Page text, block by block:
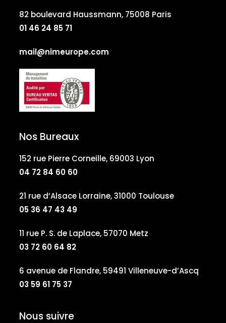
82 boulevard Haussmann, 75008 Paris
01 46 24 85 71
mail@nimeurope.com
Nos Bureaux
152 rue Pierre Corneille, 69003 Lyon
04 72 84 60 60
21 rue d’Alsace Lorraine, 31000 Toulouse
05 36 47 43 49
11 rue P. S. de Laplace, 57070 Metz
03 72 60 64 82
6 avenue de Flandre, 59491 Villeneuve-d’Ascq
03 59 61 75 37
Nous suivre